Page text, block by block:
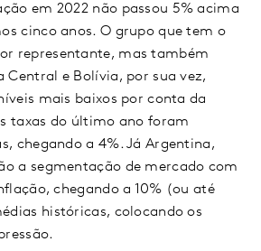
em 2022 não passou 5% acima
cinco anos. O grupo que tem o
representante, mas também
Central e Bolívia, por sua vez,
mais baixos por conta da
taxas do último ano foram
chegando a 4%. Já Argentina,
a segmentação de mercado com
chegando a 10% (ou até
históricas, colocando os